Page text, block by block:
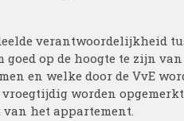
verantwoordelijkheid
op de hoogte te zijn
en welke door de VvE
worden
het appartement.